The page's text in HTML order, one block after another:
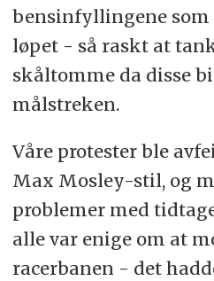
bensinfyllingene som
løpet - så raskt at
skåltomme da disse
målstreken.
Våre protester ble
Max Mosley-stil, og
problemer med
alle var enige om at
racerbanen - det